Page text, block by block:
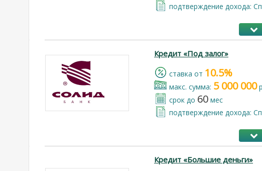
подтверждение дохода:
Кредит «Под залог»
cтавка от 10.5%
макс. сумма: 5 000 000
срок до 60 мес
подтверждение дохода:
Кредит «Большие деньги»